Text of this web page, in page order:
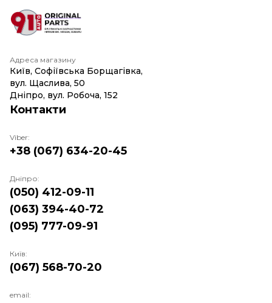
Адреса магазину
Київ, Софіївська Борщагівка,
вул. Щаслива, 50
Дніпро, вул. Робоча, 152
Контакти
Viber:
+38 (067) 634-20-45
Дніпро:
(050) 412-09-11
(063) 394-40-72
(095) 777-09-91
Київ:
(067) 568-70-20
email: